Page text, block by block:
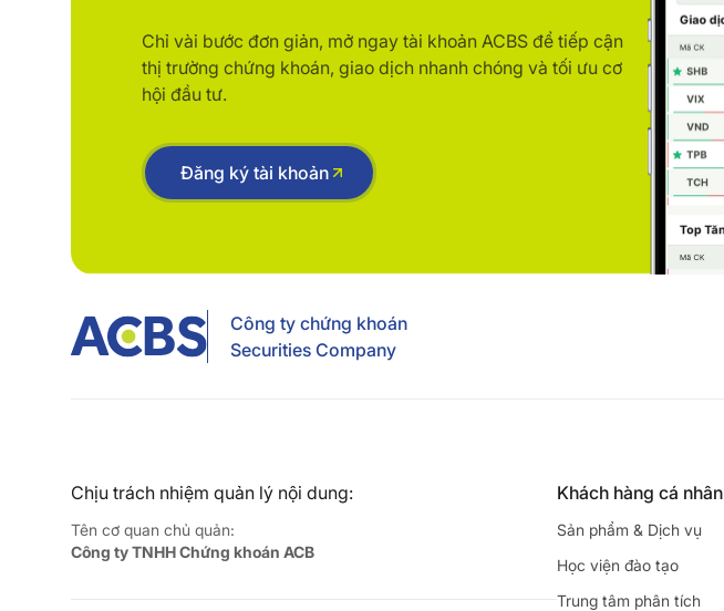
Chỉ vài bước đơn giản, mở ngay tài khoản ACBS để tiếp cận
thị trường chứng khoán, giao dịch nhanh chóng và tối ưu cơ
hội đầu tư.
Đăng ký tài khoản
Công ty chứng khoán
Securities Company
Chịu trách nhiệm quản lý nội dung:
Tên cơ quan chủ quản:
Công ty TNHH Chứng khoán ACB
Khách hàng cá nhân
Sản phẩm & Dịch vụ
Học viện đào tạo
Trung tâm phân tích